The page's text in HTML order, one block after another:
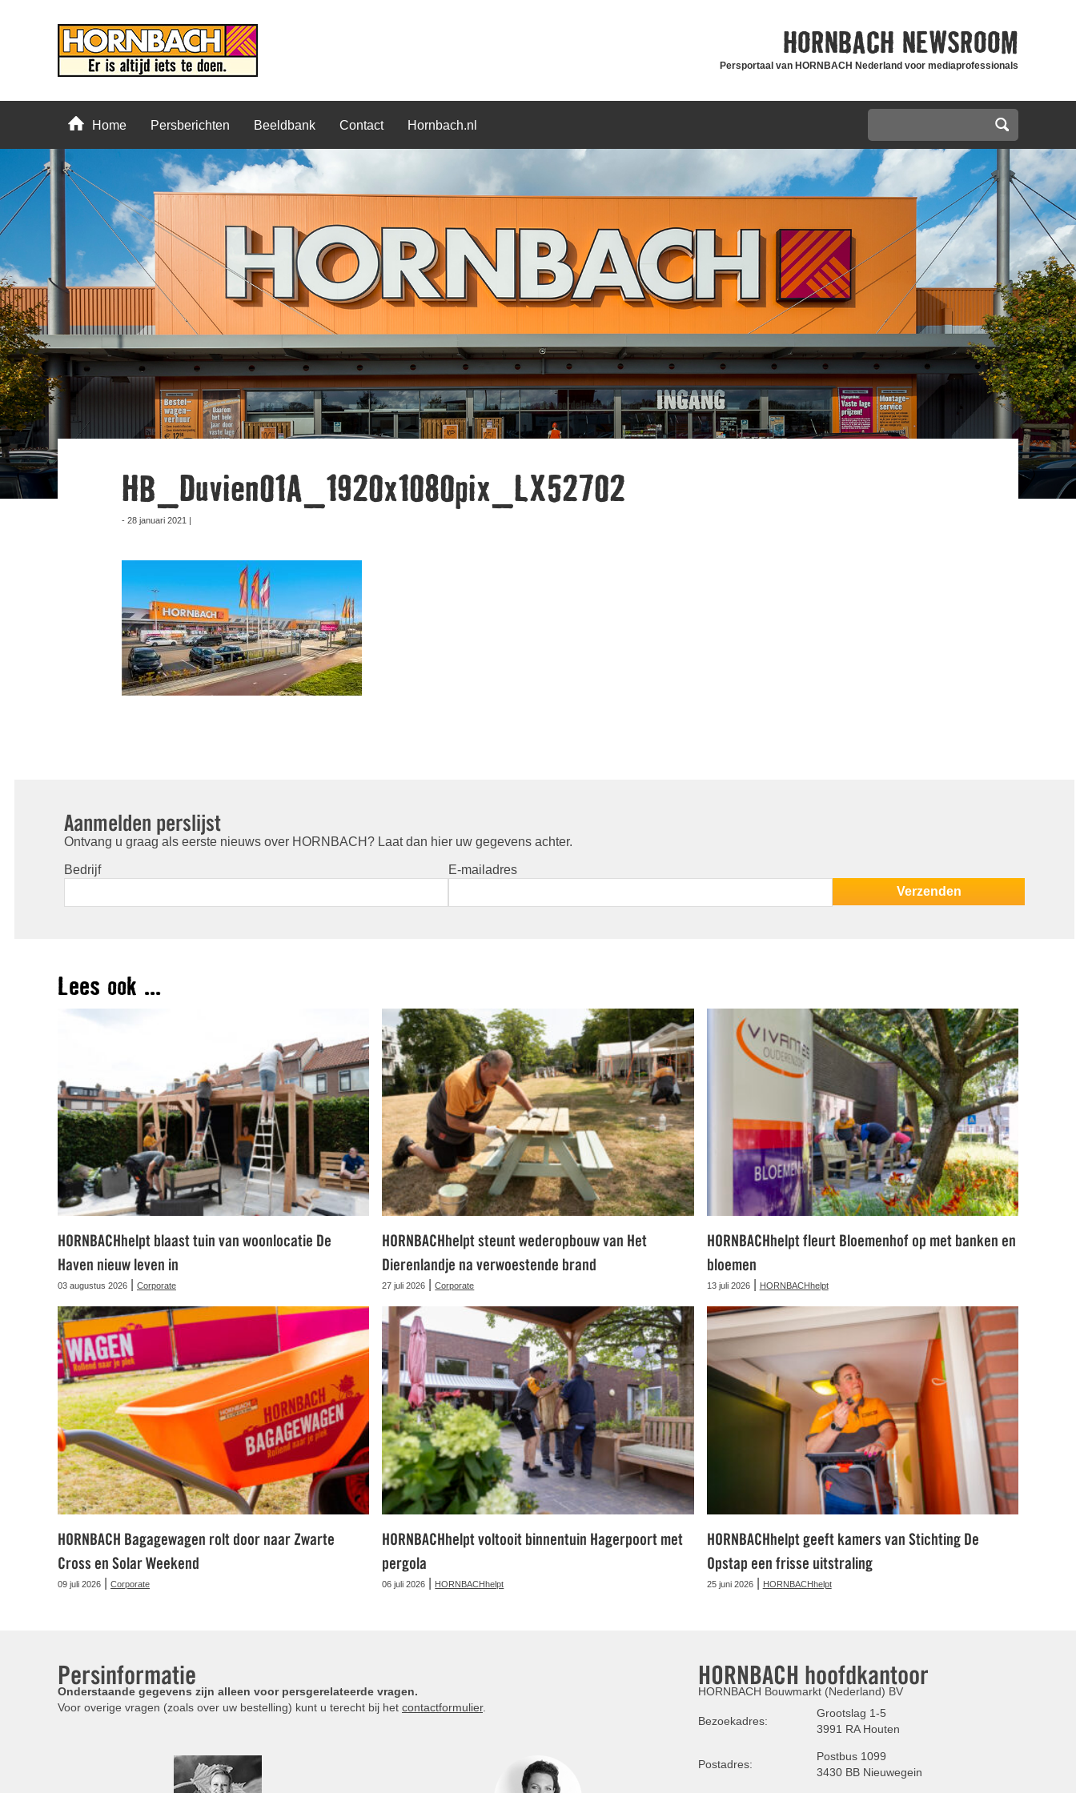
HORNBACH NEWSROOM
Persportaal van HORNBACH Nederland voor mediaprofessionals
Home Persberichten Beeldbank Contact Hornbach.nl
HB_Duvien01A_1920x1080pix_LX52702
- 28 januari 2021 |
Aanmelden perslijst
Ontvang u graag als eerste nieuws over HORNBACH? Laat dan hier uw gegevens achter.
Bedrijf E-mailadres
Lees ook ...
HORNBACHhelpt blaast tuin van woonlocatie De
Haven nieuw leven in
03 augustus 2026 Corporate
HORNBACHhelpt steunt wederopbouw van Het
Dierenlandje na verwoestende brand
27 juli 2026 |Corporate
HORNBACHhelpt fleurt Bloemenhof op met banken en
bloemen
13 juli 2026| HORNBACHhelpt
HORNBACH Bagagewagen rolt door naar Zwarte
Cross en Solar Weekend
09 juli 2026 Corporate
HORNBACHhelpt voltooit binnentuin Hagerpoort met
pergola
06 juli 2026 HORNBACHhelpt
HORNBACHhelpt geeft kamers van Stichting De
Opstap een frisse uitstraling
25 juni 2026| HORNBACHhelpt
Persinformatie
Onderstaande gegevens zijn alleen voor persgerelateerde vragen.
Voor overige vragen (zoals over uw bestelling) kunt u terecht bij het contactformulier.
HORNBACH hoofdkantoor
HORNBACH Bouwmarkt (Nederland) BV
Bezoekadres:
Grootslag 1-5
3991 RA Houten
Postadres:
Postbus 1099
3430 BB Nieuwegein